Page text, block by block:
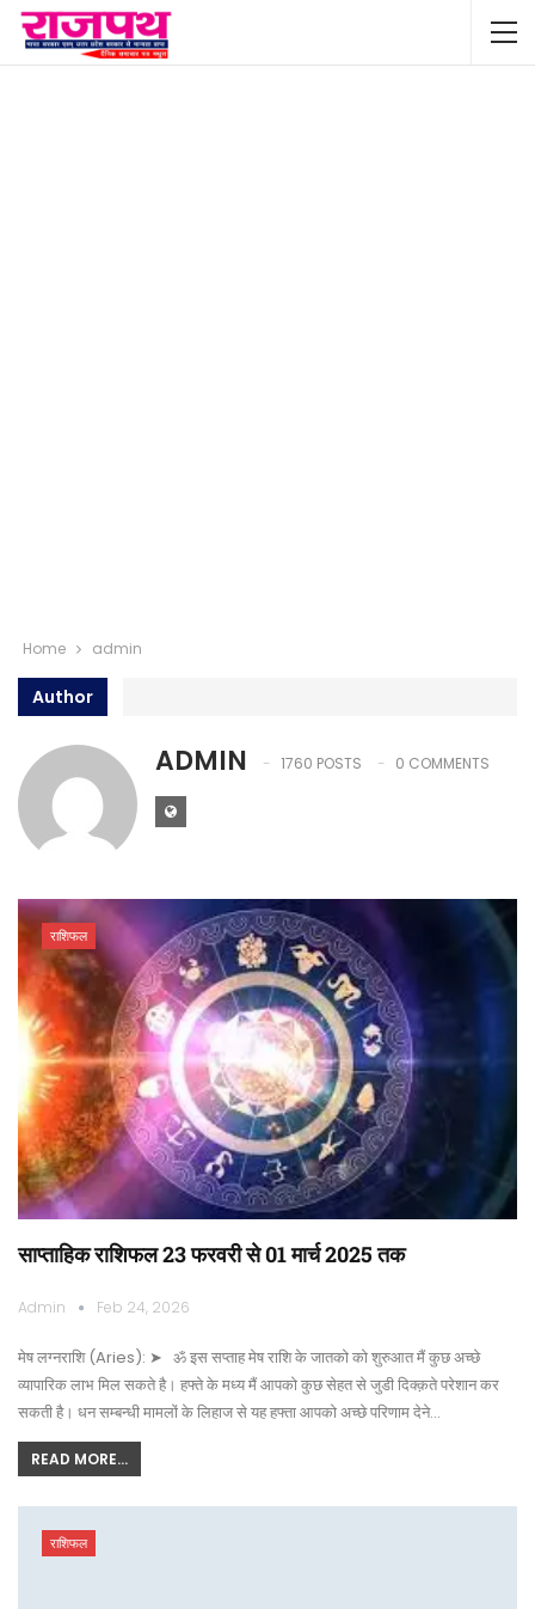
Home admin
Author
ADMIN 1760 POSTS 0 COMMENTS
राशिफल
साप्ताहिक राशिफल 23 फरवरी से 01 मार्च 2025 तक
Admin Feb 24, 2026
मेष लग्नराशि (Aries): ➤ ॐ इस सप्ताह मेष राशि के जातको को शुरुआत मैं कुछ अच्छे
व्यापारिक लाभ मिल सकते है। हफ्ते के मध्य मैं आपको कुछ सेहत से जुडी दिक्क़ते परेशान कर
सकती है। धन सम्बन्धी मामलों के लिहाज से यह हफ्ता आपको अच्छे परिणाम देने…
READ MORE...
राशिफल